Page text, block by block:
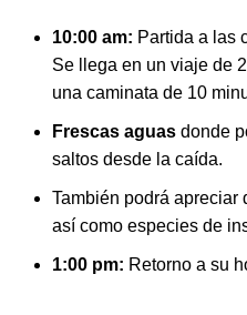
10:00 am: Partida a las
Se llega en un viaje de
una caminata de 10
Frescas aguas donde
saltos desde la caída.
También podrá apreciar
así como especies de
1:00 pm: Retorno a su